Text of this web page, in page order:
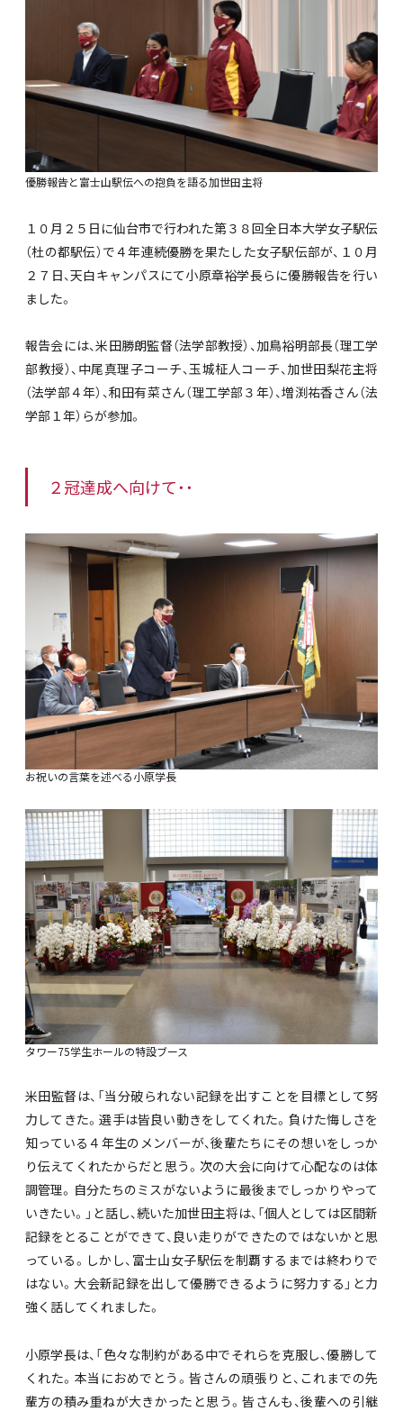
優勝報告と富士山駅伝への抱負を語る加世田主将
１０月２５日に仙台市で行われた第３８回全日本大学女子駅伝
（杜の都駅伝）で４年連続優勝を果たした女子駅伝部が、１０月
２７日、天白キャンパスにて小原章裕学長らに優勝報告を行い
ました。
報告会には、米田勝朗監督（法学部教授）、加鳥裕明部長（理工学
部教授）、中尾真理子コーチ、玉城柾人コーチ、加世田梨花主将
（法学部４年）、和田有菜さん（理工学部３年）、増渕祐香さん（法
学部１年）らが参加。
２冠達成へ向けて・・
お祝いの言葉を述べる小原学長
タワー75学生ホールの特設ブース
米田監督は、「当分破られない記録を出すことを目標として努
力してきた。選手は皆良い動きをしてくれた。負けた悔しさを
知っている４年生のメンバーが、後輩たちにその想いをしっか
り伝えてくれたからだと思う。次の大会に向けて心配なのは体
調管理。自分たちのミスがないように最後までしっかりやって
いきたい。」と話し、続いた加世田主将は、「個人としては区間新
記録をとることができて、良い走りができたのではないかと思
っている。しかし、富士山女子駅伝を制覇するまでは終わりで
はない。大会新記録を出して優勝できるように努力する」と力
強く話してくれました。
小原学長は、「色々な制約がある中でそれらを克服し、優勝して
くれた。本当におめでとう。皆さんの頑張りと、これまでの先
輩方の積み重ねが大きかったと思う。皆さんも、後輩への引継